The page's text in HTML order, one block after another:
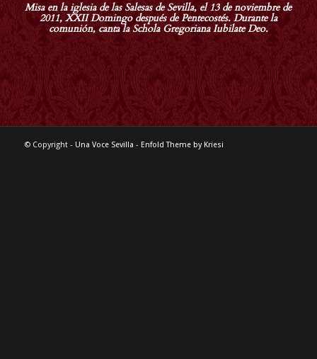
Misa en la iglesia de las Salesas de Sevilla, el 13 de noviembre de
2011, XXII Domingo después de Pentecostés. Durante la
comunión, canta la Schola Gregoriana Iubilate Deo.
© Copyright - Una Voce Sevilla - Enfold Theme by Kriesi